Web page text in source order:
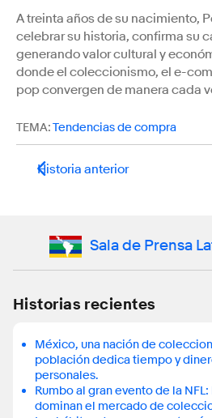
A treinta años de su nacimiento,
celebrar su historia, confirma su
generando valor cultural y
donde el coleccionismo, el e-
pop convergen de manera cada
TEMA:Tendencias de compra
Historia anterior
Sala de Prensa
Historias recientes
México, una nación de
población dedica tiempo y
personales.
Rumbo al gran evento de la
dominan el mercado de